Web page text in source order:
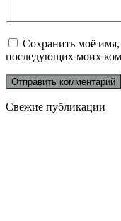
Сохранить моё имя,
последующих моих
Свежие публикации